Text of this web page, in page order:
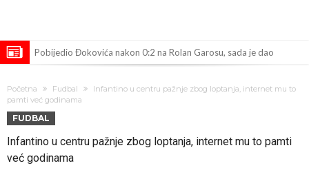
Pobijedio Đokovića nakon 0:2 na Rolan Garosu, sada je dao
daleko”
Koliko traži PSG i koji je Liverpulov “plafon” za Bredlija Barkolu?
Prva ponuda za Rafaela Leaa – odbijena!
Zašto je nepoznati italijanski petoligaš dobio nevjerovatan stadion
Početna Fudbal
Infantino u centru pažnje zbog loptanja, internet mu to
pamti već godinama
FUDBAL
Infantino u centru pažnje zbog loptanja, internet mu to pamti
već godinama